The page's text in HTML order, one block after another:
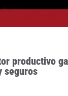
productivo
seguros